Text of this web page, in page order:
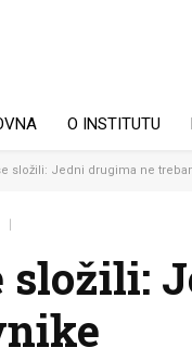
O INSTITUTU
složili: Jedni drugima ne
složili: